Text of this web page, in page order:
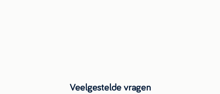
Veelgestelde vragen